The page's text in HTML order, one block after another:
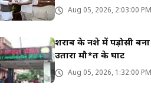
Aug 05, 2026, 2:03:00 PM
शराब के नशे में पड़ोसी बना
उतारा मौ*त के घाट
Aug 05, 2026, 1:32:00 PM